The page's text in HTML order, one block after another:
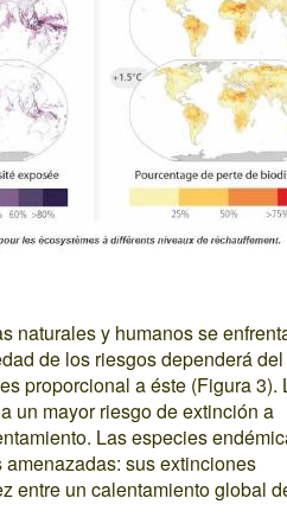
naturales y humanos se
de los riesgos dependerá del
proporcional a éste (Figura 3).
un mayor riesgo de extinción a
Las especies
sus extinciones
entre un calentamiento global